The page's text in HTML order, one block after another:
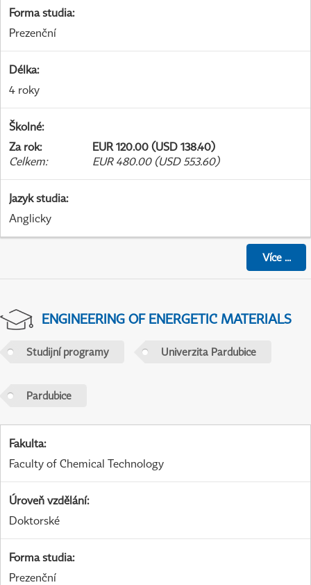
Forma studia:
Prezenční
Délka:
4 roky
Školné:
Za rok:
EUR 120.00 (USD 138.40)
Celkem: EUR 480.00 (USD 553.60)
Jazyk studia:
Anglicky
Více...
ENGINEERING OF ENERGETIC MATERIALS
Studijní programy Univerzita Pardubice
Pardubice
Fakulta:
Faculty of Chemical Technology
Úroveň vzdělání:
Doktorské
Forma studia:
Prezenční